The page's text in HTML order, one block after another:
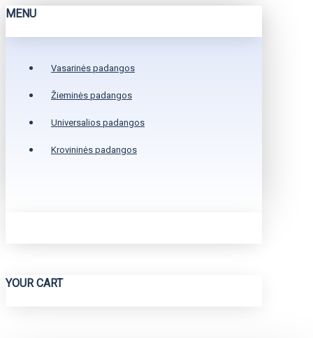
MENU
Vasarinės padangos
Žieminės padangos
Universalios padangos
Krovininės padangos
YOUR CART